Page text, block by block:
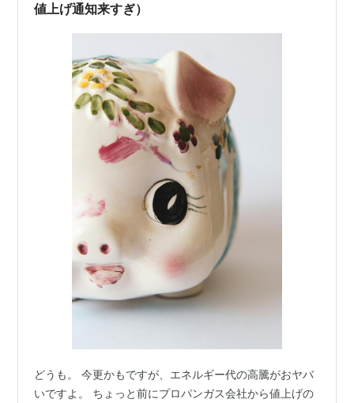
値上げ通知来すぎ）
どうも。 今更かもですが、エネルギー代の高騰がおヤバ
いですよ。 ちょっと前にプロパンガス会社から値上げの